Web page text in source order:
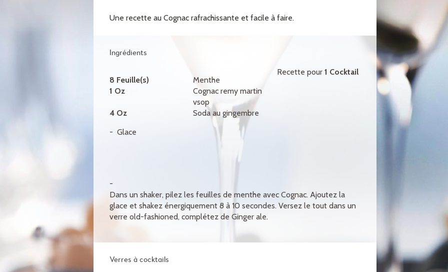
Une recette au Cognac rafrachissante et facile à faire.
Ingrédients
Recette pour 1 Cocktail
8 Feuille(s)
Menthe
1 Oz
Cognac remy martin
vsop
4 Oz
Soda au gingembre
Glace
Dans un shaker, pilez les feuilles de menthe avec Cognac. Ajoutez la
glace et shakez énergiquement 8 à 10 secondes. Versez le tout dans un
verre old-fashioned, complétez de Ginger ale.
Verres à cocktails